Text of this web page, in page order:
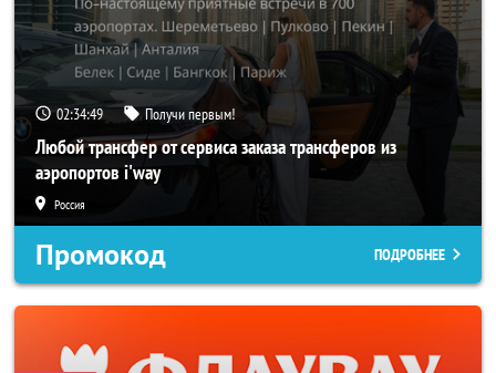
02:34:47 Получи первым!
Любой трансфер от сервиса заказа трансферов из
аэропортов i'way
Россия
Промокод ПОДРОБНЕЕ